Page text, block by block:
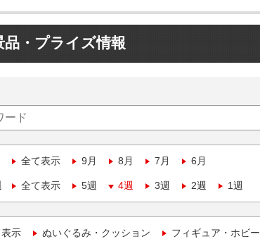
品・プライズ情報
全て表示 9月 8月 7月 6月
全て表示 5週 4週 3週 2週 1週
示 ぬいぐるみ・クッション フィギュア・ホビー